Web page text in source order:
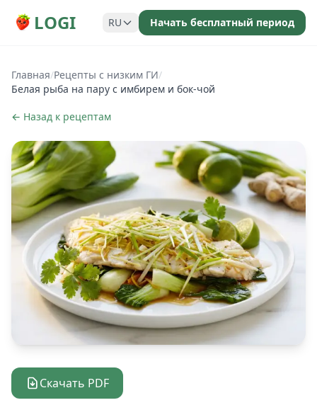
LOGI RU Начать бесплатный период
Главная/Рецепты с низким ГИ/
Белая рыба на пару с имбирем и бок-чой
← Назад к рецептам
Скачать PDF